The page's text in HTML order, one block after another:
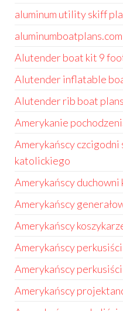
aluminum utility skiff
aluminumboatplans.com
Alutender boat kit 9
Alutender inflatable
Alutender rib boat plans
Amerykanie
Amerykańscy czcigodni
katolickiego
Amerykańscy
Amerykańscy
Amerykańscy
Amerykańscy
Amerykańscy
Amerykańscy